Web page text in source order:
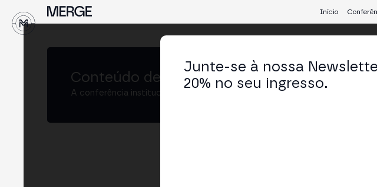
Início
Conteúdo de MERGE Buenos Aires
A conferência institucional de cripto e Web3 que conecta Europa e
Junte-se à nossa
20% no seu ingresso.